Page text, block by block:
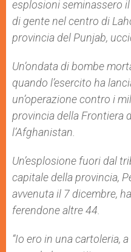
esplosioni seminassero
di gente nel centro di
provincia del Punjab,
Un’ondata di bombe
quando l’esercito ha
un’operazione contro i
provincia della Frontiera
l’Afghanistan.
Un’esplosione fuori dal
capitale della provincia,
avvenuta il 7 dicembre,
ferendone altre 44.
“Io ero in una cartoleria,